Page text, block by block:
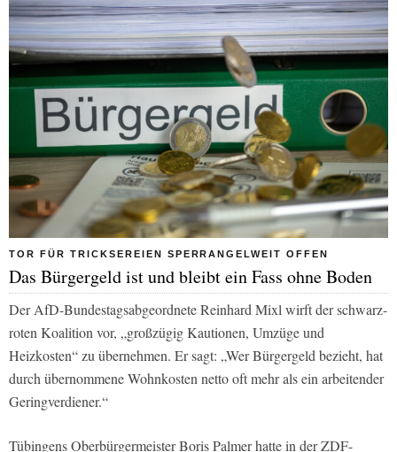
TOR FÜR TRICKSEREIEN SPERRANGELWEIT OFFEN
Das Bürgergeld ist und bleibt ein Fass ohne Boden
Der AfD-Bundestagsabgeordnete Reinhard Mixl wirft der schwarz-
roten Koalition vor, „großzügig Kautionen, Umzüge und
Heizkosten“ zu übernehmen. Er sagt: „Wer Bürgergeld bezieht, hat
durch übernommene Wohnkosten netto oft mehr als ein arbeitender
Geringverdiener.“
Tübingens Oberbürgermeister Boris Palmer hatte in der ZDF-